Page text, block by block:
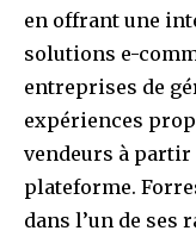
en offrant une
solutions e-
entreprises de
expériences
vendeurs à partir
plateforme.
dans l’un de ses